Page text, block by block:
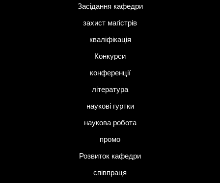
Засідання кафедри
захист магістрів
кваліфікація
Конкурси
конференції
література
наукові гуртки
наукова робота
промо
Розвиток кафедри
співпраця